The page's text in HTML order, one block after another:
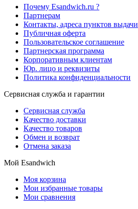
Почему Esandwich.ru ?
Партнерам
Контакты, адреса пунктов выдачи
Публичная оферта
Пользовательское соглашение
Партнерская программа
Корпоративным клиентам
Юр. лицо и реквизиты
Политика конфиденциальности
Сервисная служба и гарантии
Сервисная служба
Качество доставки
Качество товаров
Обмен и возврат
Отмена заказа
Мой Esandwich
Моя корзина
Мои избранные товары
Мои сравнения